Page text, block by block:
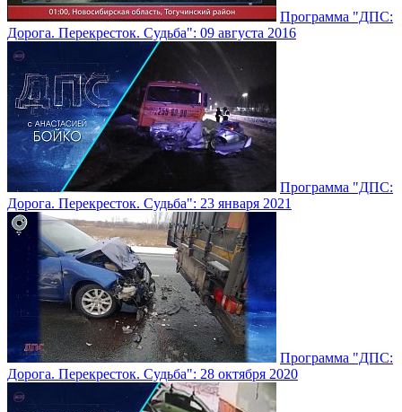
Программа "ДПС:
Дорога. Перекресток. Судьба": 09 августа 2016
Программа "ДПС:
Дорога. Перекресток. Судьба": 23 января 2021
Программа "ДПС:
Дорога. Перекресток. Судьба": 28 октября 2020